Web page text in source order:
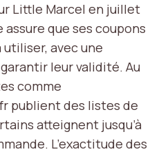
Little Marcel en juillet
que ses coupons
avec une
leur validité. Au
comme
publient des listes de
atteignent jusqu’à
L’exactitude des